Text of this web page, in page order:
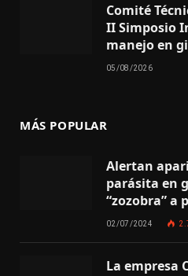
Comité
II Simposio
manejo en
05/08/2026
MÁS POPULAR
Alertan
parásita en
“zozobra” a
02/07/2024
La empresa